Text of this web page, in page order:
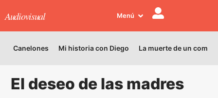
Audiovisual Menú
Canelones Mi historia con Diego La muerte de un
El deseo de las madres